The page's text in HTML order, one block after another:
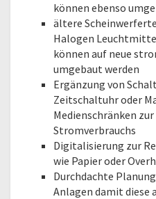
können ebenso
ältere
Halogen
können auf neue
umgebaut werden
Ergänzung von
Zeitschaltuhr oder
Medienschränken
Stromverbrauchs
Digitalisierung zur
wie Papier oder
Durchdachte
Anlagen damit diese